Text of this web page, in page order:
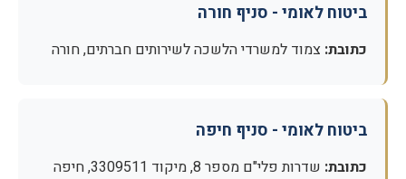
ביטוח לאומי - סניף חורה
כתובת: צמוד למשרדי הלשכה לשירותים חברתים, חורה
ביטוח לאומי - סניף חיפה
כתובת: שדרות פלי"ם מספר 8, מיקוד 3309511, חיפה